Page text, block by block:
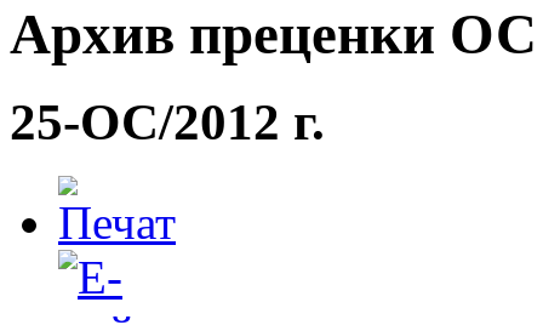
Архив преценки ОС
25-ОС/2012 г.